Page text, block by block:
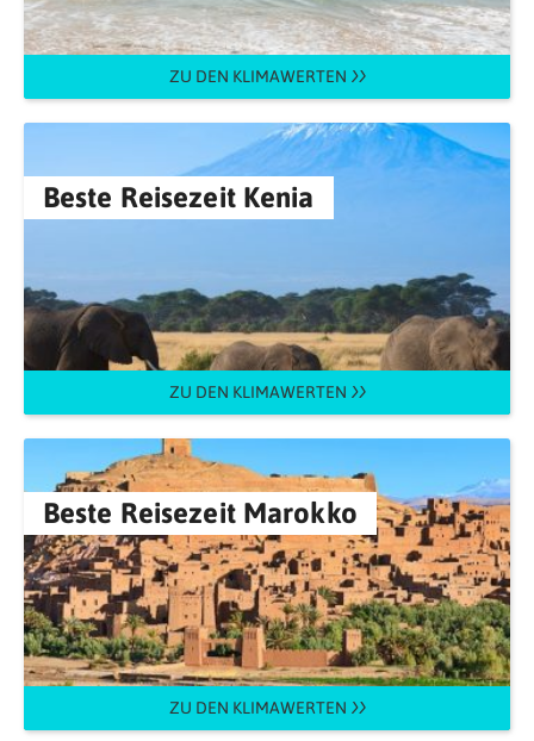
ZU DEN KLIMAWERTEN
Beste Reisezeit Kenia
ZU DEN KLIMAWERTEN
Beste Reisezeit Marokko
ZU DEN KLIMAWERTEN